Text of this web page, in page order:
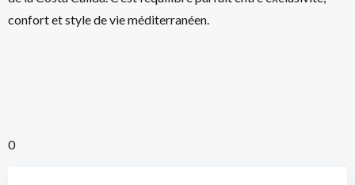
confort et style de vie méditerranéen.
0